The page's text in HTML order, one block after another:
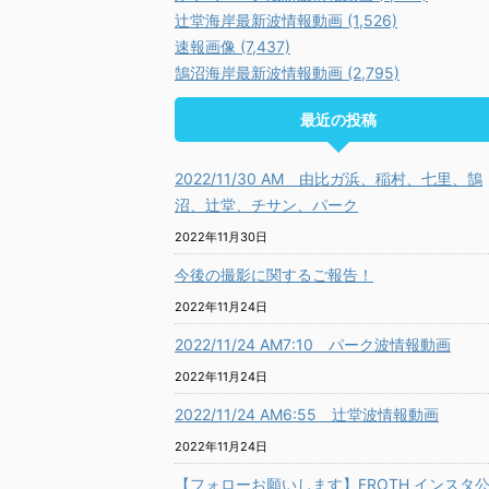
辻堂海岸最新波情報動画 (1,526)
速報画像 (7,437)
鵠沼海岸最新波情報動画 (2,795)
最近の投稿
2022/11/30 AM 由比ガ浜、稲村、七里、鵠
沼、辻堂、チサン、パーク
2022年11月30日
今後の撮影に関するご報告！
2022年11月24日
2022/11/24 AM7:10 パーク波情報動画
2022年11月24日
2022/11/24 AM6:55 辻堂波情報動画
2022年11月24日
【フォローお願いします】FROTH インスタ公